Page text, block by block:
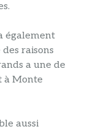
également
raisons
a une de
à Monte
aussi